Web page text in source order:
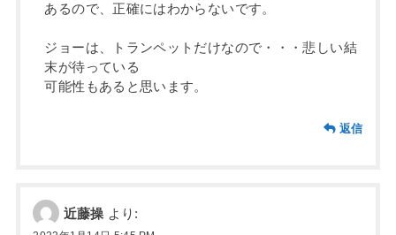
あるので、正確にはわからないです。
ジョーは、トランペットだけなので・・・悲しい結
末が待っている
可能性もあると思います。
返信
近藤操 より: